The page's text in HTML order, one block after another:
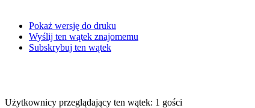
Pokaż wersję do druku
Wyślij ten wątek znajomemu
Subskrybuj ten wątek
Użytkownicy przeglądający ten wątek: 1 gości